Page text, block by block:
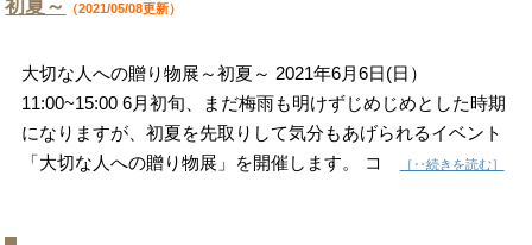
初夏～
（2021/05/08更新）
大切な人への贈り物展～初夏～ 2021年6月6日(日）
11:00~15:00 6月初旬、まだ梅雨も明けずじめじめとした時期
になりますが、初夏を先取りして気分もあげられるイベント
「大切な人への贈り物展」を開催します。 コ
［‥続きを読む］